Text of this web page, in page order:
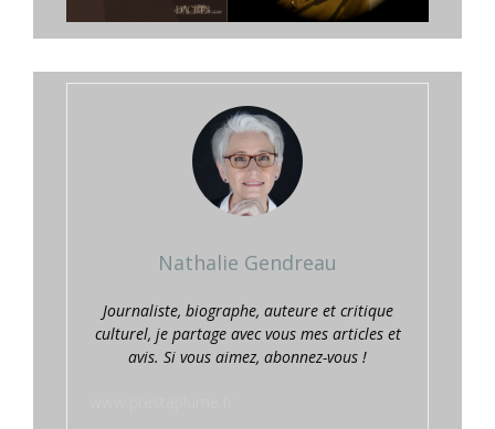
Nathalie Gendreau
Journaliste, biographe, auteure et critique
culturel, je partage avec vous mes articles et
avis. Si vous aimez, abonnez-vous !